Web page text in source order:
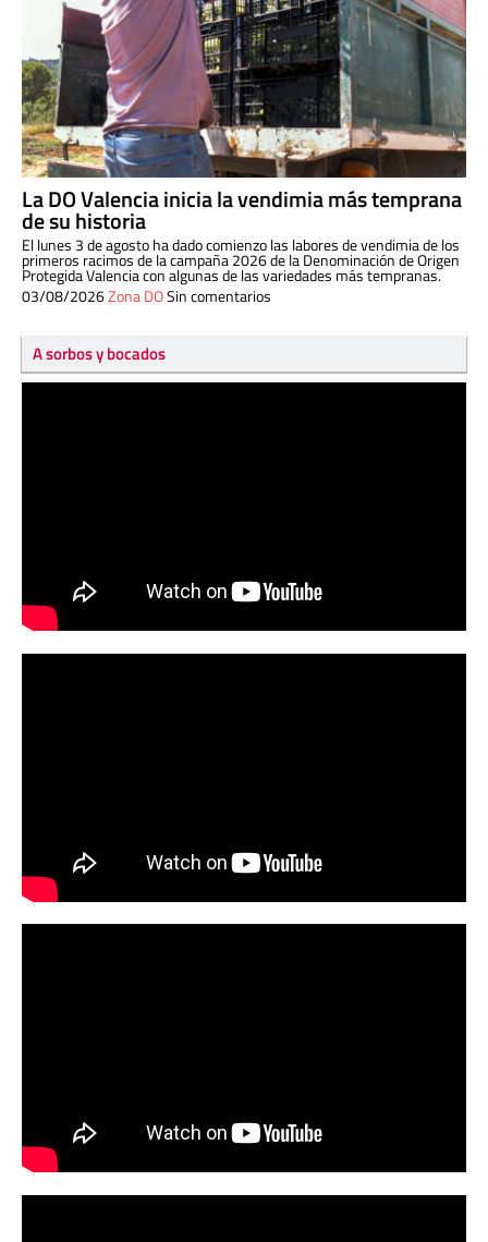
La DO Valencia inicia la vendimia más temprana
de su historia
El lunes 3 de agosto ha dado comienzo las labores de vendimia de los
primeros racimos de la campaña 2026 de la Denominación de Origen
Protegida Valencia con algunas de las variedades más tempranas.
03/08/2026Zona DOSin comentarios
A sorbos y bocados